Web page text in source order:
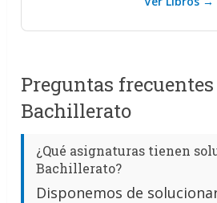
Preguntas frecuentes
Bachillerato
¿Qué asignaturas tienen
Bachillerato?
Disponemos de